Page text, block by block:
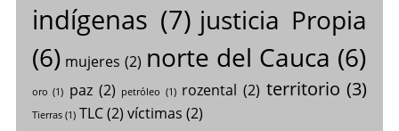
indígenas (7) justicia Propia
(6) mujeres (2) norte del Cauca (6)
oro (1) paz (2) petróleo (1) rozental (2) territorio (3)
Tierras(1) TLC(2) víctimas (2)